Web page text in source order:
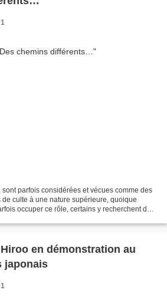
parfois considérées et vécues comme des
culte à une nature supérieure, quoique
occuper ce rôle, certains y recherchent des
en démonstration au
japonais